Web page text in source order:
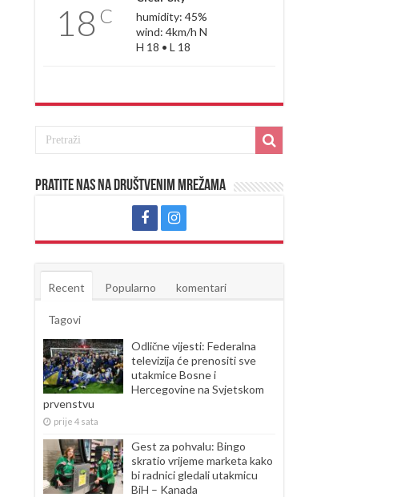
18 C
humidity: 45%
wind: 4km/h N
H 18 • L 18
Pratite nas na društvenim mrežama
Recent Popularno komentari
Tagovi
Odlične vijesti: Federalna
televizija će prenositi sve
utakmice Bosne i
Hercegovine na Svjetskom
prvenstvu
prije 4 sata
Gest za pohvalu: Bingo
skratio vrijeme marketa kako
bi radnici gledali utakmicu
BiH – Kanada